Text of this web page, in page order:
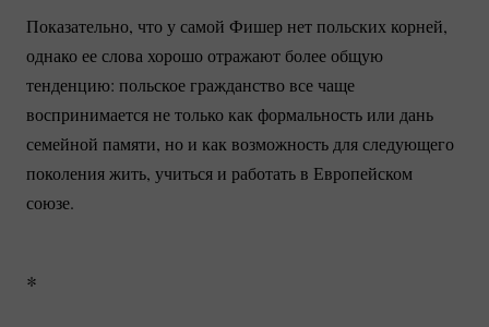
Показательно, что у самой Фишер нет польских корней,
однако ее слова хорошо отражают более общую
тенденцию: польское гражданство все чаще
воспринимается не только как формальность или дань
семейной памяти, но и как возможность для следующего
поколения жить, учиться и работать в Европейском
союзе.
*